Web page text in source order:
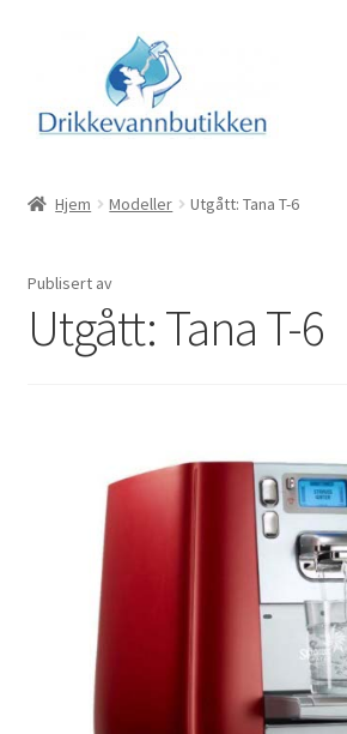
navigasjon
Kontakt oss
Videofilmer
Nettbutikk
Hjem Modeller Utgått: Tana T-6
Publisert av
Utgått: Tana T-6